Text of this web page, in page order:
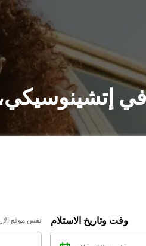
نفس موقع وقت وتاريخ الاستلام